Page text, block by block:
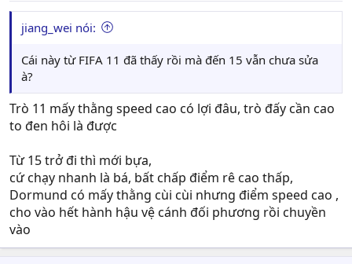
jiang_wei nói:
Cái này từ FIFA 11 đã thấy rồi mà đến 15 vẫn chưa sửa
à?
Trò 11 mấy thằng speed cao có lợi đâu, trò đấy cần cao
to đen hôi là được
Từ 15 trở đi thì mới bựa,
cứ chạy nhanh là bá, bất chấp điểm rê cao thấp,
Dormund có mấy thằng cùi cùi nhưng điểm speed cao ,
cho vào hết hành hậu vệ cánh đối phương rồi chuyền
vào